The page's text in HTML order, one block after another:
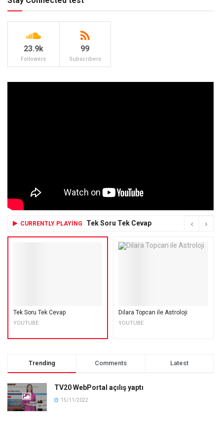
23.9k
Followers
99
Subscribers
CURRENTLY PLAYING Tek Soru Tek Cevap
Tek Soru Tek Cevap
YOUTUBE
Dilara Topcan ile Astroloji
YOUTUBE
Trending Comments Latest
TV20 WebPortal açılış yaptı
15/11/2022